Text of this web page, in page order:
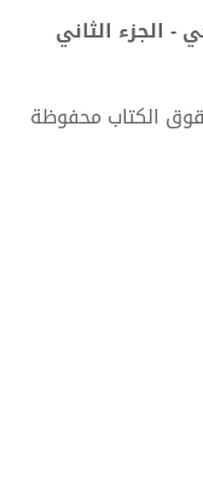
- الجزء الثاني
الكتاب محفوظة